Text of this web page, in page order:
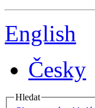
English
Česky
Hledat